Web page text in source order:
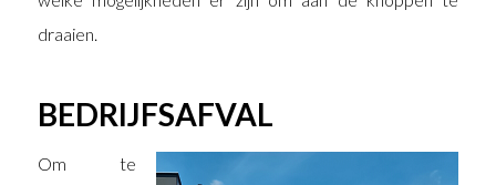
draaien.
BEDRIJFSAFVAL
Om te